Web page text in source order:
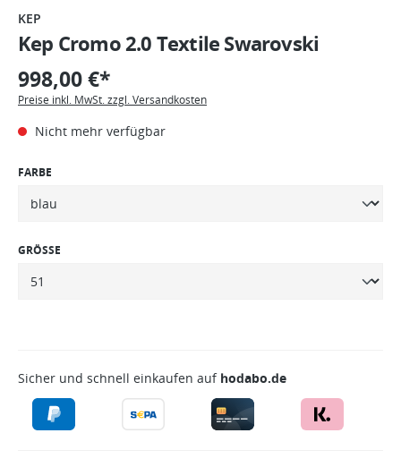
KEP
Kep Cromo 2.0 Textile Swarovski
998,00 €*
Preise inkl. MwSt. zzgl. Versandkosten
Nicht mehr verfügbar
FARBE
GRÖSSE
Sicher und schnell einkaufen auf hodabo.de